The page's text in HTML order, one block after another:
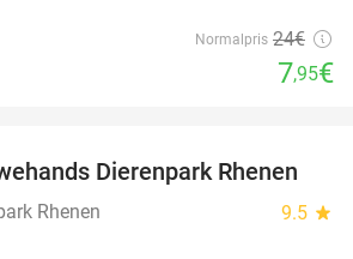
Normalpris 24€
7,95€
19%
Dierenpark Rhenen
Rhenen 9.5 star